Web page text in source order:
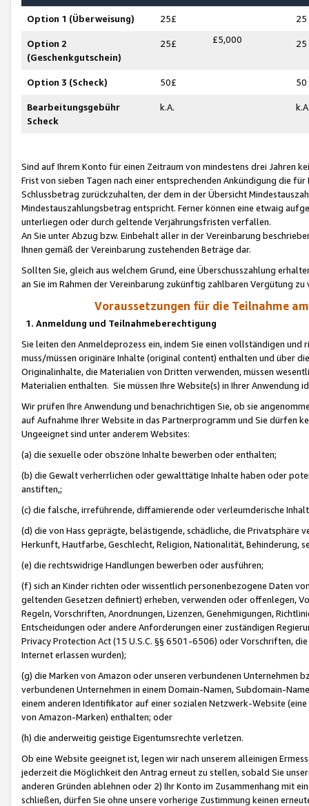
Option 1 (Überweisung) 25£ 25
Option 2
(Geschenkgutschein)
25£ £5,000 25
Option 3 (Scheck) 50£ 50
Bearbeitungsgebühr
Scheck
k.A.
Sind auf Ihrem Konto für einen Zeitraum von mindestens drei Jahren
Frist von sieben Tagen nach einer entsprechenden Ankündigung die
Schlussbetrag zurückzuhalten, der dem in der Übersicht
Mindestauszahlungsbetrag entspricht. Ferner können eine etwaig
unterliegen oder durch geltende Verjährungsfristen verfallen.
An Sie unter Abzug bzw. Einbehalt aller in der Vereinbarung
Ihnen gemäß der Vereinbarung zustehenden Beträge dar.
Sollten Sie, gleich aus welchem Grund, eine Überschusszahlung
an Sie im Rahmen der Vereinbarung zukünftig zahlbaren Vergütung zu
Voraussetzungen für die Teilnahme
1. Anmeldung und Teilnahmeberechtigung
Sie leiten den Anmeldeprozess ein, indem Sie einen vollständigen
muss/müssen originäre Inhalte (original content) enthalten und über
Originalinhalte, die Materialien von Dritten verwenden, müssen
Materialien enthalten. Sie müssen Ihre Website(s) in Ihrer Anwendung
Wir prüfen Ihre Anwendung und benachrichtigen Sie, ob sie
auf Aufnahme Ihrer Website in das Partnerprogramm und Sie dürfen
Ungeeignet sind unter anderem Websites:
(a) die sexuelle oder obszöne Inhalte bewerben oder enthalten;
(b) die Gewalt verherrlichen oder gewalttätige Inhalte haben oder
anstiften,;
(c) die falsche, irreführende, diffamierende oder verleumderische
(d) die von Hass geprägte, belästigende, schädliche, die Privatsphäre
Herkunft, Hautfarbe, Geschlecht, Religion, Nationalität, Behinderung,
(e) die rechtswidrige Handlungen bewerben oder ausführen;
(f) sich an Kinder richten oder wissentlich personenbezogene Daten
geltenden Gesetzen definiert) erheben, verwenden oder offenlegen,
Regeln, Vorschriften, Anordnungen, Lizenzen, Genehmigungen,
Entscheidungen oder andere Anforderungen einer zuständigen
Privacy Protection Act (15 U.S.C. §§ 6501-6506) oder Vorschriften,
Internet erlassen wurden);
(g) die Marken von Amazon oder unseren verbundenen Unternehmen
verbundenen Unternehmen in einem Domain-Namen, Subdomain-
einem anderen Identifikator auf einer sozialen Netzwerk-Website
von Amazon-Marken) enthalten; oder
(h) die anderweitig geistige Eigentumsrechte verletzen.
Ob eine Website geeignet ist, legen wir nach unserem alleinigen
jederzeit die Möglichkeit den Antrag erneut zu stellen, sobald Sie
anderen Gründen ablehnen oder 2) Ihr Konto im Zusammenhang mit
schließen, dürfen Sie ohne unsere vorherige Zustimmung keinen